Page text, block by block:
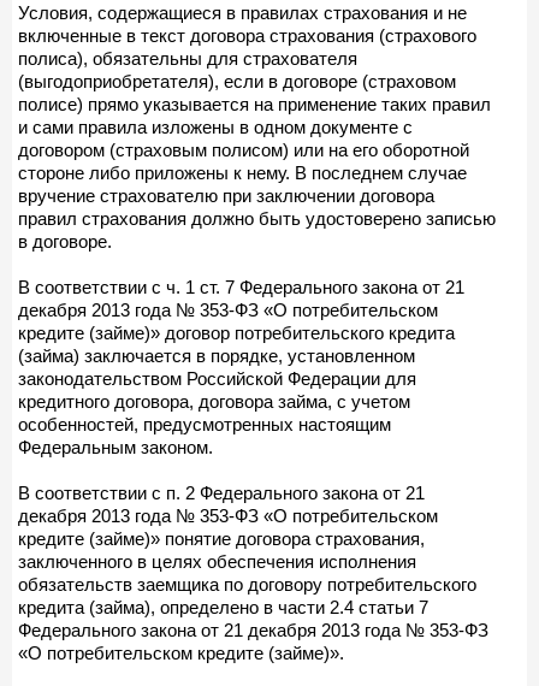
Условия, содержащиеся в правилах страхования и не
включенные в текст договора страхования (страхового
полиса), обязательны для страхователя
(выгодоприобретателя), если в договоре (страховом
полисе) прямо указывается на применение таких правил
и сами правила изложены в одном документе с
договором (страховым полисом) или на его оборотной
стороне либо приложены к нему. В последнем случае
вручение страхователю при заключении договора
правил страхования должно быть удостоверено записью
в договоре.
В соответствии с ч. 1 ст. 7 Федерального закона от 21
декабря 2013 года № 353-ФЗ «О потребительском
кредите (займе)» договор потребительского кредита
(займа) заключается в порядке, установленном
законодательством Российской Федерации для
кредитного договора, договора займа, с учетом
особенностей, предусмотренных настоящим
Федеральным законом.
В соответствии с п. 2 Федерального закона от 21
декабря 2013 года № 353-ФЗ «О потребительском
кредите (займе)» понятие договора страхования,
заключенного в целях обеспечения исполнения
обязательств заемщика по договору потребительского
кредита (займа), определено в части 2.4 статьи 7
Федерального закона от 21 декабря 2013 года № 353-ФЗ
«О потребительском кредите (займе)».